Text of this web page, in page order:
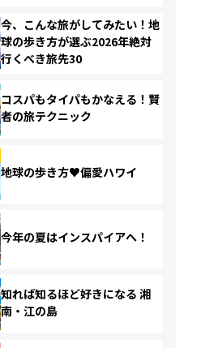
今、こんな旅がしてみたい！地
球の歩き方が選ぶ2026年絶対
行くべき旅先30
コスパもタイパもかなえる！賢
者の旅テクニック
地球の歩き方♥偏愛ハワイ
今年の夏はインスパイアへ！
知れば知るほど好きになる 湘
南・江の島